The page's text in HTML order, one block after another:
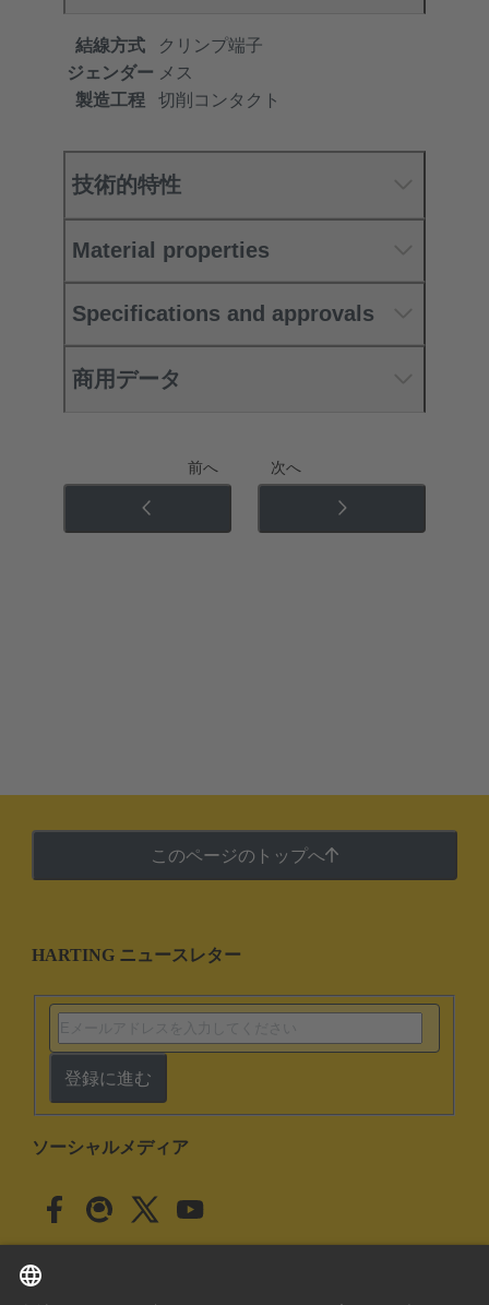
結線方式
クリンプ端子
ジェンダー メス
製造工程
切削コンタクト
技術的特性
Material properties
Specifications and approvals
商用データ
前へ 次へ
このページのトップへ
HARTING ニュースレター
登録に進む
ソーシャルメディア